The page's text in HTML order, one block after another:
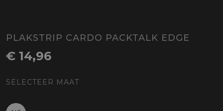
PLAKSTRIP CARDO PACKTALK EDGE
€ 14,96
SELECTEER MAAT